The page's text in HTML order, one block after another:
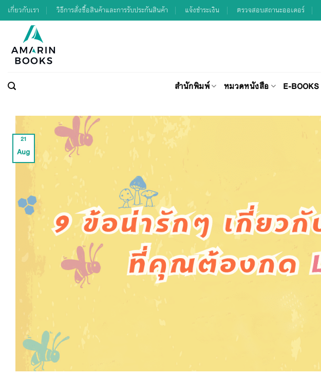
Skip
to
เกี่ยวกับเรา วิธีการสั่งซื้อสินค้าและการรับประกันสินค้า แจ้งชำระเงิน ตรวจสอบสถานะออเดอร์
สำนักพิมพ์ หมวดหนังสือ E-BOOKS
21
Aug